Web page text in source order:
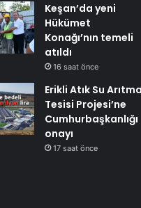
Keşan’da yeni
Hükümet
Konağı’nın temeli
atıldı
16 saat önce
Erikli Atık Su Arıtma
Tesisi Projesi’ne
Cumhurbaşkanlığı
onayı
17 saat önce